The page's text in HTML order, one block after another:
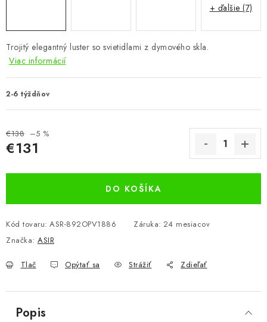
Kontakty Podmienky ochrany osobných údajov
Obchodné podmienky 2024
Trojitý elegantný luster so svietidlami z dymového skla.
Viac informácií
2-6 týždňov
€138 –5 %
€131
DO KOŠÍKA
Kód tovaru: ASR-892OPV1886 Záruka: 24 mesiacov
Značka: ASIR
Tlač Opýtať sa Strážiť Zdieľať
+ ďalšie (7)
Popis